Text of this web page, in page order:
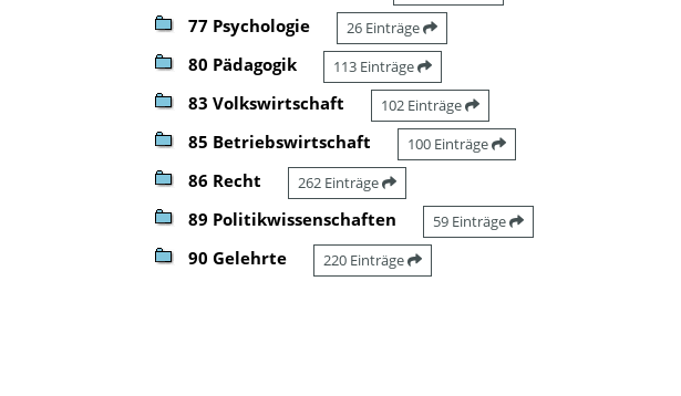
77 Psychologie 26 Einträge
80 Pädagogik 113 Einträge
83 Volkswirtschaft 102 Einträge
85 Betriebswirtschaft 100 Einträge
86 Recht 262 Einträge
89 Politikwissenschaften 59 Einträge
90 Gelehrte 220 Einträge